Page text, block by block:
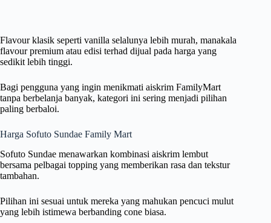
Flavour klasik seperti vanilla selalunya lebih murah, manakala
flavour premium atau edisi terhad dijual pada harga yang
sedikit lebih tinggi.
Bagi pengguna yang ingin menikmati aiskrim FamilyMart
tanpa berbelanja banyak, kategori ini sering menjadi pilihan
paling berbaloi.
Harga Sofuto Sundae Family Mart
Sofuto Sundae menawarkan kombinasi aiskrim lembut
bersama pelbagai topping yang memberikan rasa dan tekstur
tambahan.
Pilihan ini sesuai untuk mereka yang mahukan pencuci mulut
yang lebih istimewa berbanding cone biasa.